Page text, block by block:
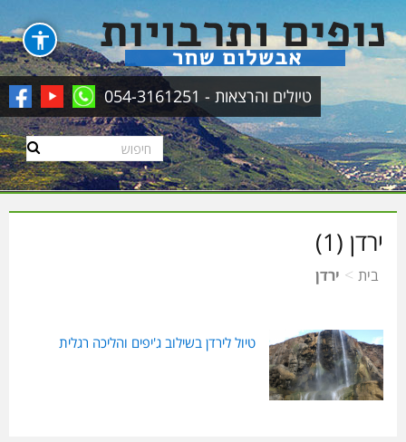
טיולים והרצאות - 054-3161251
ירדן (1)
בית > ירדן
טיול לירדן בשילוב ג'יפים והליכה רגלית